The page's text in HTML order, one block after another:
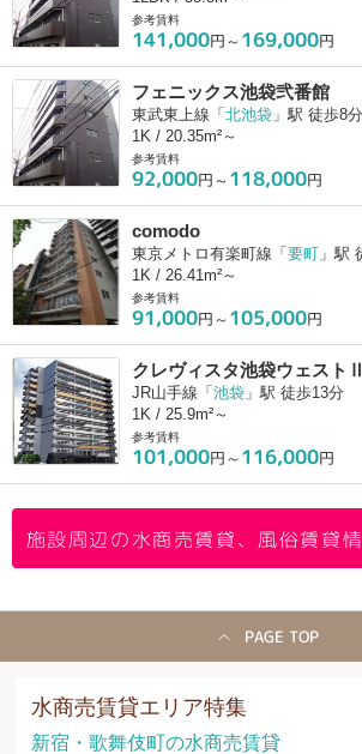
参考賃料
141,000円～ 169,000円
フェニックス池袋弐番館
東武東上線「 北池袋 」駅 徒歩8分
1K / 20.35m²～
参考賃料
92,000円～ 118,000円
comodo
東京メトロ有楽町線「 要町 」駅
1K / 26.41m²～
参考賃料
91,000円～ 105,000円
クレヴィスタ池袋ウェストⅡ
JR山手線「 池袋 」駅 徒歩13分
1K / 25.9m²～
参考賃料
101,000円～ 116,000円
施設周辺の水商売賃貸、風俗賃貸
PAGE TOP
水商売賃貸エリア特集
新宿・歌舞伎町の水商売賃貸